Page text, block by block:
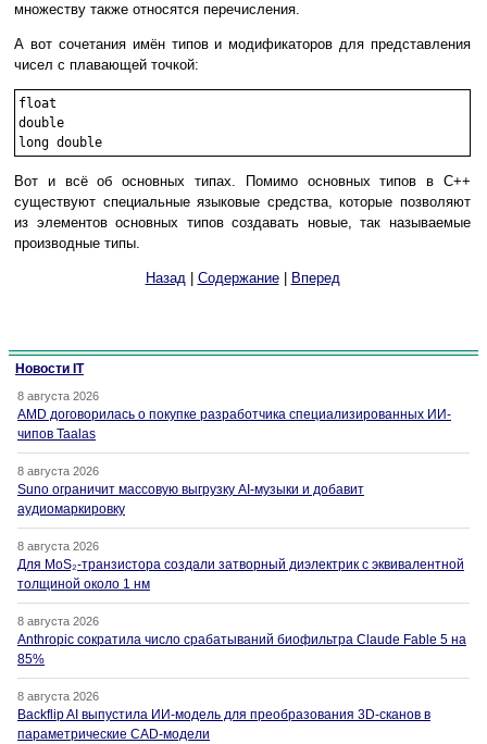
множеству также относятся перечисления.
А вот сочетания имён типов и модификаторов для представления
чисел с плавающей точкой:
float
double
Вот и всё об основных типах. Помимо основных типов в C++
существуют специальные языковые средства, которые позволяют
из элементов основных типов создавать новые, так называемые
производные типы.
Назад| Содержание| Вперед
Новости IT
8 августа 2026
AMD договорилась о покупке разработчика специализированных ИИ-
чипов Taalas
8 августа 2026
Suno ограничит массовую выгрузку AI-музыки и добавит
аудиомаркировку
8 августа 2026
Для MoS₂-транзистора создали затворный диэлектрик с эквивалентной
толщиной около 1 нм
8 августа 2026
Anthropic сократила число срабатываний биофильтра Claude Fable 5 на
85%
8 августа 2026
Backflip AI выпустила ИИ-модель для преобразования 3D-сканов в
параметрические CAD-модели